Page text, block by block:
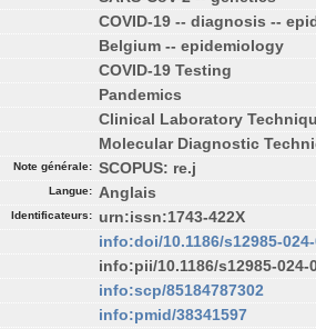
COVID-19 -- diagnosis --
Belgium -- epidemiology
COVID-19 Testing
Pandemics
Clinical Laboratory
Molecular Diagnostic
Note générale: SCOPUS: re.j
Langue: Anglais
Identificateurs:
urn:issn:1743-422X
info:doi/10.1186/s12985-
info:pii/10.1186/s12985-024-
info:scp/85184787302
info:pmid/38341597